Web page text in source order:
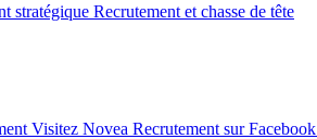
stratégique Recrutement et chasse de tête
Visitez Novea Recrutement sur Facebook